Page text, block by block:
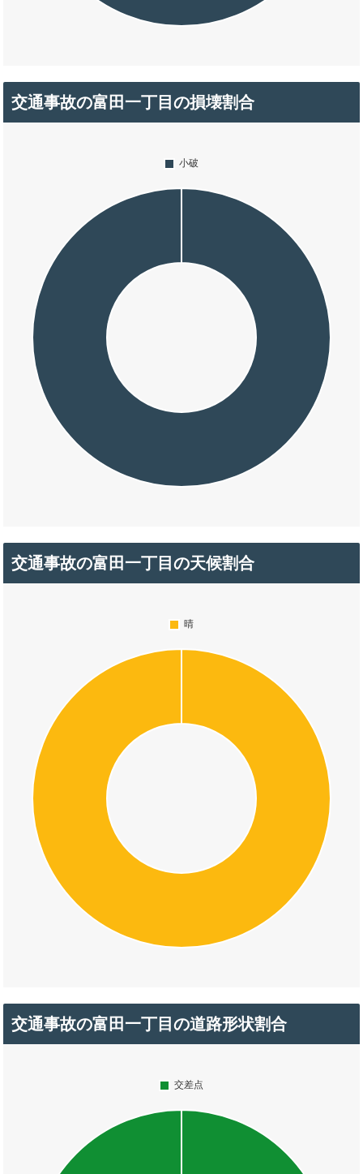
交通事故の富田一丁目の損壊割合
交通事故の富田一丁目の天候割合
交通事故の富田一丁目の道路形状割合